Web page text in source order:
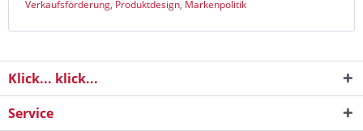
Verkaufsförderung, Produktdesign, Markenpolitik
Klick... klick...
Service